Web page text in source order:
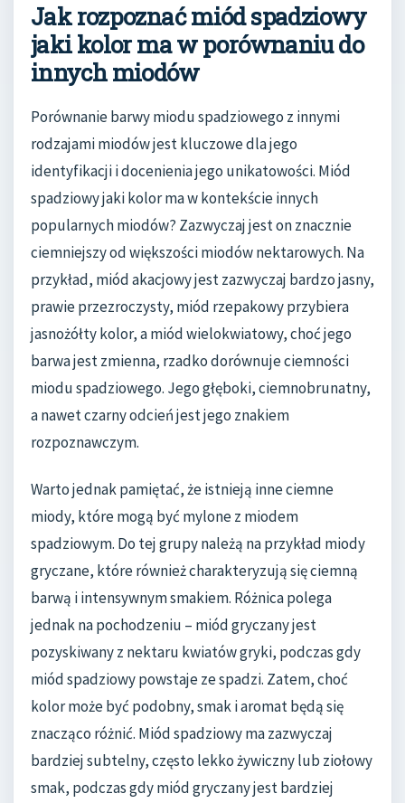
Jak rozpoznać miód spadziowy
jaki kolor ma w porównaniu do
innych miodów
Porównanie barwy miodu spadziowego z innymi
rodzajami miodów jest kluczowe dla jego
identyfikacji i docenienia jego unikatowości. Miód
spadziowy jaki kolor ma w kontekście innych
popularnych miodów? Zazwyczaj jest on znacznie
ciemniejszy od większości miodów nektarowych. Na
przykład, miód akacjowy jest zazwyczaj bardzo jasny,
prawie przezroczysty, miód rzepakowy przybiera
jasnożółty kolor, a miód wielokwiatowy, choć jego
barwa jest zmienna, rzadko dorównuje ciemności
miodu spadziowego. Jego głęboki, ciemnobrunatny,
a nawet czarny odcień jest jego znakiem
rozpoznawczym.
Warto jednak pamiętać, że istnieją inne ciemne
miody, które mogą być mylone z miodem
spadziowym. Do tej grupy należą na przykład miody
gryczane, które również charakteryzują się ciemną
barwą i intensywnym smakiem. Różnica polega
jednak na pochodzeniu – miód gryczany jest
pozyskiwany z nektaru kwiatów gryki, podczas gdy
miód spadziowy powstaje ze spadzi. Zatem, choć
kolor może być podobny, smak i aromat będą się
znacząco różnić. Miód spadziowy ma zazwyczaj
bardziej subtelny, często lekko żywiczny lub ziołowy
smak, podczas gdy miód gryczany jest bardziej